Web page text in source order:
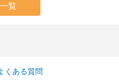
覧
くある質問